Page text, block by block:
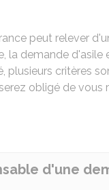
peut relever
la demande d'asile
plusieurs critères
obligé de vous
d'une